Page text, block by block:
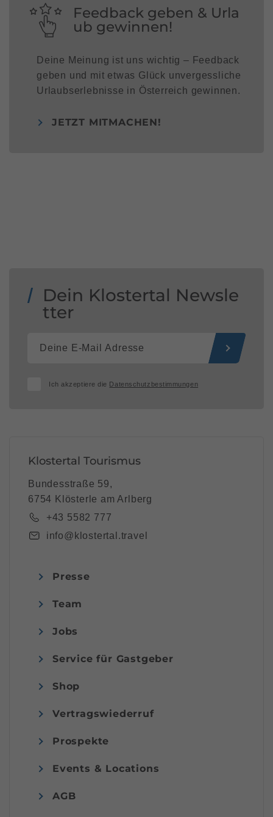
Feedback geben & Urla
ub gewinnen!
Deine Meinung ist uns wichtig – Feedback
geben und mit etwas Glück unvergessliche
Urlaubserlebnisse in Österreich gewinnen.
JETZT MITMACHEN!
Dein Klostertal Newsle
tter
Ich akzeptiere die Datenschutzbestimmungen
Klostertal Tourismus
Bundesstraße 59,
6754 Klösterle am Arlberg
+43 5582 777
info@klostertal.travel
Presse
Team
Jobs
Service für Gastgeber
Shop
Vertragswiederruf
Prospekte
Events & Locations
AGB